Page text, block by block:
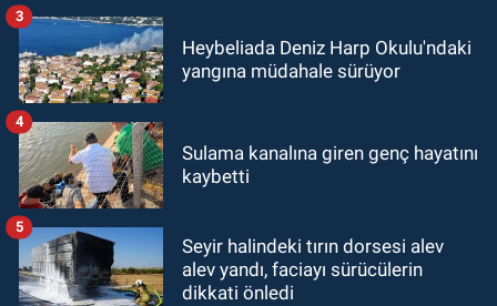
Heybeliada Deniz Harp Okulu'ndaki
yangına müdahale sürüyor
3
Sulama kanalına giren genç hayatını
kaybetti
4
Seyir halindeki tırın dorsesi alev
alev yandı, faciayı sürücülerin
dikkati önledi
5